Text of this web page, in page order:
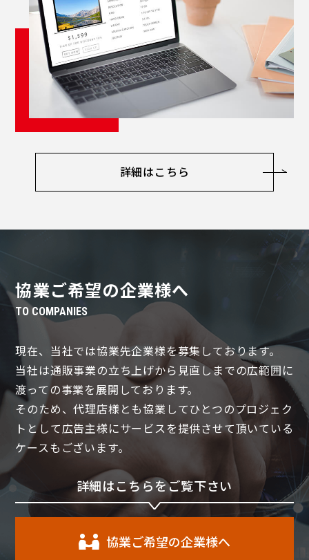
詳細はこちら
協業ご希望の企業様へ
TO COMPANIES
現在、当社では協業先企業様を募集しております。
当社は通販事業の立ち上げから見直しまでの広範囲に
渡っての事業を展開しております。
そのため、代理店様とも協業してひとつのプロジェク
トとして広告主様にサービスを提供させて頂いている
ケースもございます。
詳細はこちらをご覧下さい
協業ご希望の企業様へ